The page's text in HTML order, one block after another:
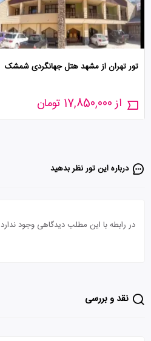
تور تهران از مشهد هتل جهانگردی شمشک
از 17,850,000 تومان
درباره این تور‌ نظر بدهید
در رابطه با این مطلب دیدگاهی وجود ندارد
نقد و بررسی